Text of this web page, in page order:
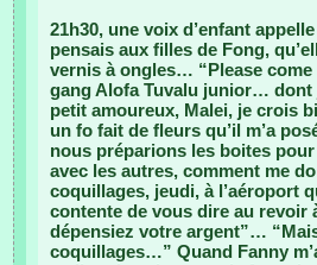
21h30, une voix d’enfant
pensais aux filles de Fong,
vernis à ongles… “Please
gang Alofa Tuvalu junior… dont
petit amoureux, Malei, je crois
un fo fait de fleurs qu’il m’a
nous préparions les boites
avec les autres, comment me
coquillages, jeudi, à l’aéroport
contente de vous dire au revoir
dépensiez votre argent”…
coquillages…” Quand Fanny